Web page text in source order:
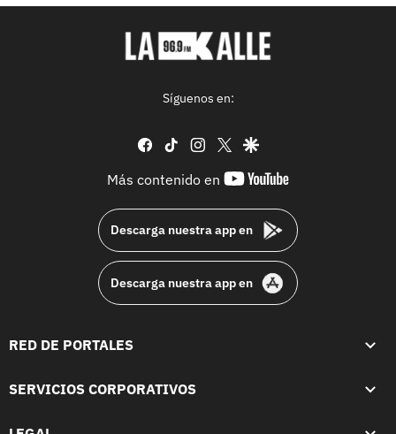
Síguenos en:
facebook
tiktok instagram
twittergoogle
Más contenido en
youtube-
Descarga nuestra app en
Descarga nuestra app en
RED DE PORTALES
SERVICIOS CORPORATIVOS